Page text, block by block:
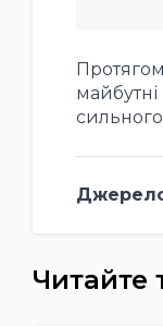
Читайте